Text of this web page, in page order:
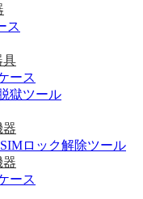
ス
具
ース
獄ツール
器
SIMロック解除ツール
器
ース